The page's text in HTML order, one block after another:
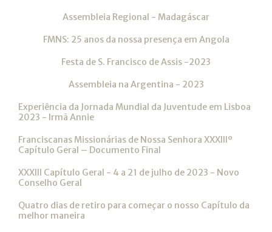
Assembleia Regional - Madagáscar
FMNS: 25 anos da nossa presença em Angola
Festa de S. Francisco de Assis -2023
Assembleia na Argentina - 2023
Experiência da Jornada Mundial da Juventude em Lisboa
2023 - Irmã Annie
Franciscanas Missionárias de Nossa Senhora XXXIIIº
Capítulo Geral – Documento Final
XXXIII Capítulo Geral - 4 a 21 de julho de 2023 - Novo
Conselho Geral
Quatro dias de retiro para começar o nosso Capítulo da
melhor maneira